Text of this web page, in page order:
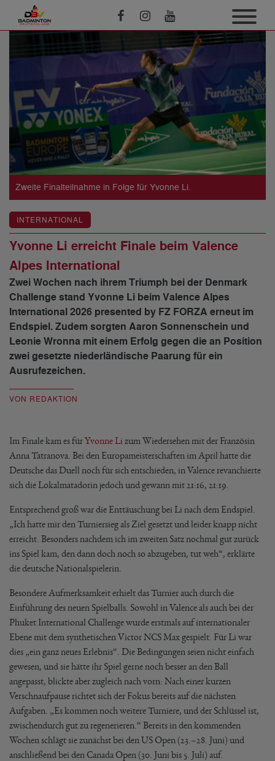
Zweite Finalteilnahme in Folge für Yvonne Li.
INTERNATIONAL
Yvonne Li erreicht Finale beim Valence
Alpes International
Zwei Wochen nach ihrem Triumph bei der Denmark
Challenge stand Yvonne Li beim Valence Alpes
International 2026 presented by FZ FORZA erneut im
Endspiel. Zudem sorgten Aaron Sonnenschein und
Leonie Wronna mit einem Erfolg gegen die an Position
zwei gesetzte niederländische Paarung für ein
Ausrufezeichen.
VON REDAKTION
Im Finale kam es fürYvonne Li zum Wiedersehen mit der Französin
Anna Tatranova. Bei den Europameisterschaften im April hatte die
Deutsche das Duell noch für sich entschieden, in Valence revanchierte
sich die Lokalmatadorin jedoch und gewann mit 21:16, 21:19.
Entsprechend groß war die Enttäuschung bei Li nach dem Endspiel.
„Ich hatte mir den Turniersieg als Ziel gesetzt und leider knapp nicht
erreicht. Besonders nachdem ich im zweiten Satz nochmal gut zurück
ins Spiel kam, den dann doch noch so abzugeben, tut weh“, erklärte
die deutsche Nationalspielerin.
Besondere Aufmerksamkeit erhielt das Turnier auch durch die
Einführung des neuen Spielballs. Sowohl in Valence als auch bei der
Phuket International Challenge wurde erstmals auf internationaler
Ebene mit dem synthetischen Victor NCS Max gespielt. Für Li war
dies „ein ganz neues Erlebnis“. Die Bedingungen seien nicht einfach
gewesen, und sie hätte ihr Spiel gerne noch besser an den Ball
angepasst, blickte aber zugleich nach vorn: Nach einer kurzen
Verschnaufpause richtet sich der Fokus bereits auf die nächsten
Aufgaben. „Es kommen noch weitere Turniere, und der Schlüssel ist,
zwischendurch gut zu regenerieren.“ Bereits in den kommenden
Wochen schlägt sie zunächst bei den US Open (23.–28. Juni) und
anschließend bei den Canada Open (30. Juni bis 5. Juli) auf.